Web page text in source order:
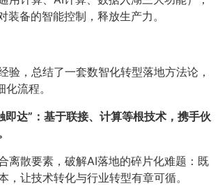
备的智能控制，释放生产力。
，总结了一套数智化转型落地方法论，
流程。
达”：基于联接、计算等根技术，携手伙
离散要素，破解AI落地的碎片化难题：既
让技术转化与行业转型有章可循。